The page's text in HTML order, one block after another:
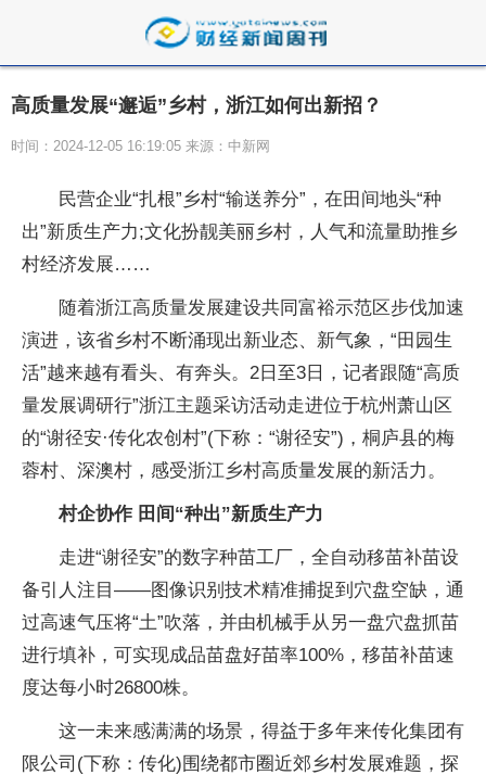
高质量发展“邂逅”乡村，浙江如何出新招？
时间：2024-12-05 16:19:05 来源：中新网
民营企业“扎根”乡村“输送养分”，在田间地头“种
出”新质生产力;文化扮靓美丽乡村，人气和流量助推乡
村经济发展……
随着浙江高质量发展建设共同富裕示范区步伐加速
演进，该省乡村不断涌现出新业态、新气象，“田园生
活”越来越有看头、有奔头。2日至3日，记者跟随“高质
量发展调研行”浙江主题采访活动走进位于杭州萧山区
的“谢径安·传化农创村”(下称：“谢径安”)，桐庐县的梅
蓉村、深澳村，感受浙江乡村高质量发展的新活力。
村企协作 田间“种出”新质生产力
走进“谢径安”的数字种苗工厂，全自动移苗补苗设
备引人注目——图像识别技术精准捕捉到穴盘空缺，通
过高速气压将“土”吹落，并由机械手从另一盘穴盘抓苗
进行填补，可实现成品苗盘好苗率100%，移苗补苗速
度达每小时26800株。
这一未来感满满的场景，得益于多年来传化集团有
限公司(下称：传化)围绕都市圈近郊乡村发展难题，探